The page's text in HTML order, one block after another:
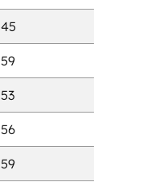
45
59
53
56
59